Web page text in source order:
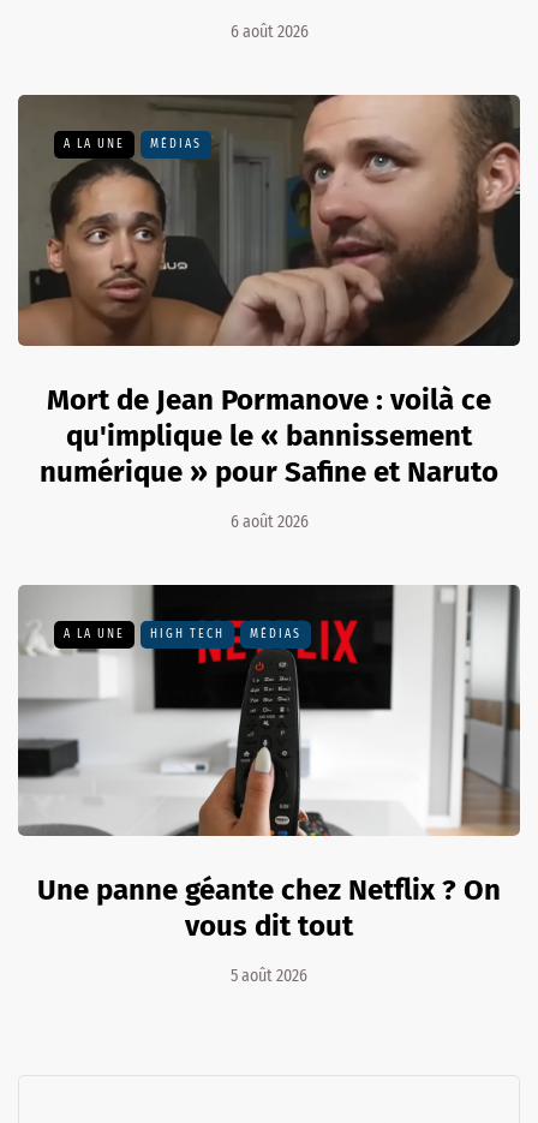
6 août 2026
A LA UNE MÉDIAS
Mort de Jean Pormanove : voilà ce
qu'implique le « bannissement
numérique » pour Safine et Naruto
6 août 2026
A LA UNE HIGH TECH MÉDIAS
Une panne géante chez Netflix ? On
vous dit tout
5 août 2026